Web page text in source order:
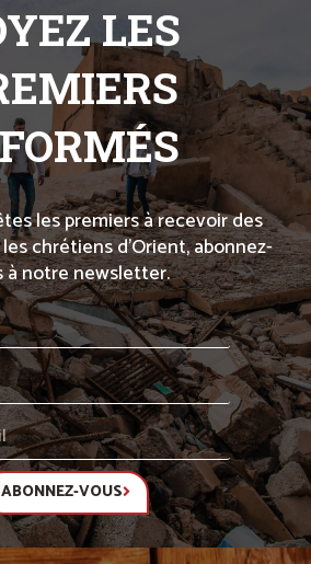
LES
les premiers à recevoir des
chrétiens d’Orient, abonnez-
à notre newsletter.
ABONNEZ-VOUS